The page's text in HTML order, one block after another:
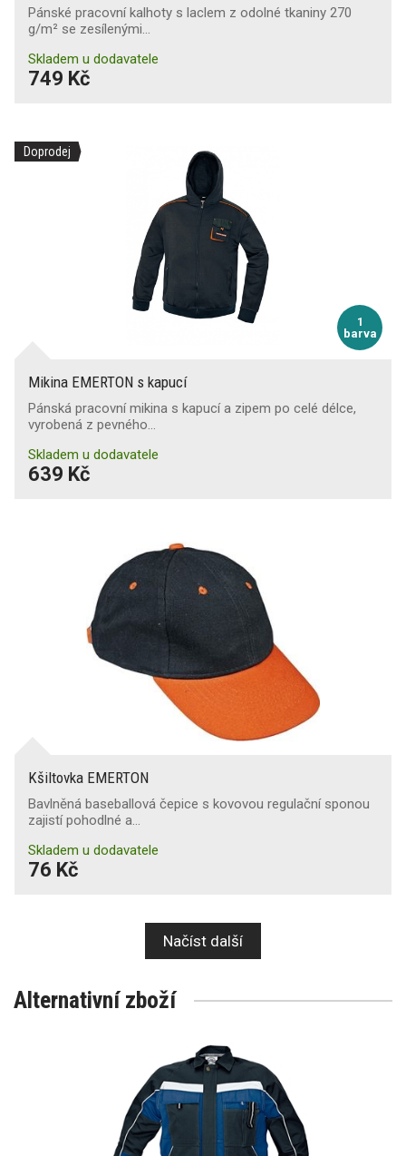
Pánské pracovní kalhoty s laclem z odolné tkaniny 270
g/m² se zesílenými…
Skladem u dodavatele
749 Kč
Doprodej
1
barva
Mikina EMERTON s kapucí
Pánská pracovní mikina s kapucí a zipem po celé délce,
vyrobená z pevného…
Skladem u dodavatele
639 Kč
Kšiltovka EMERTON
Bavlněná baseballová čepice s kovovou regulační sponou
zajistí pohodlné a…
Skladem u dodavatele
76 Kč
Načíst další
Alternativní zboží